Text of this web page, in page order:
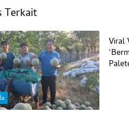
Terkait
Viral